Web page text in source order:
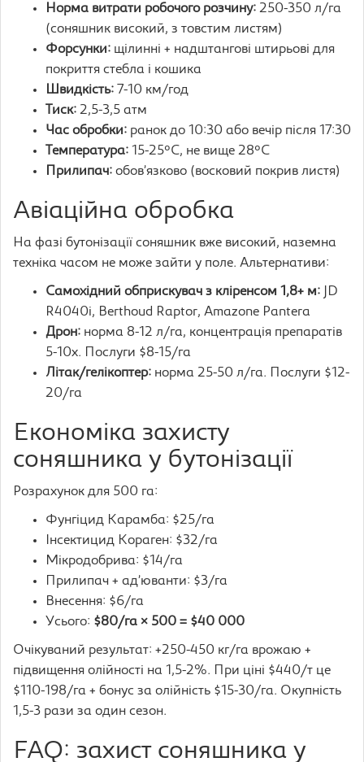
Норма витрати робочого розчину: 250-350 л/га
(соняшник високий, з товстим листям)
Форсунки: щілинні + надштангові штирьові для
покриття стебла і кошика
Швидкість: 7-10 км/год
Тиск: 2,5-3,5 атм
Час обробки: ранок до 10:30 або вечір після 17:30
Температура: 15-25°C, не вище 28°C
Прилипач: обов’язково (восковий покрив листя)
Авіаційна обробка
На фазі бутонізації соняшник вже високий, наземна
техніка часом не може зайти у поле. Альтернативи:
Самохідний обприскувач з кліренсом 1,8+ м: JD
R4040i, Berthoud Raptor, Amazone Pantera
Дрон: норма 8-12 л/га, концентрація препаратів
5-10x. Послуги $8-15/га
Літак/гелікоптер: норма 25-50 л/га. Послуги $12-
20/га
Економіка захисту
соняшника у бутонізації
Розрахунок для 500 га:
Фунгіцид Карамба: $25/га
Інсектицид Кораген: $32/га
Мікродобрива: $14/га
Прилипач + ад’юванти: $3/га
Внесення: $6/га
Усього: $80/га × 500 = $40 000
Очікуваний результат: +250-450 кг/га врожаю +
підвищення олійності на 1,5-2%. При ціні $440/т це
$110-198/га + бонус за олійність $15-30/га. Окупність
1,5-3 рази за один сезон.
FAQ: захист соняшника у